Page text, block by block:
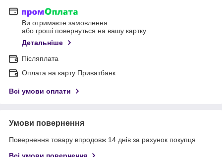
Ви отримаєте замовлення
або гроші повернуться на вашу картку
Детальніше
Післяплата
Оплата на карту Приватбанк
Всі умови оплати
Умови повернення
Повернення товару впродовж 14 днів за рахунок покупця